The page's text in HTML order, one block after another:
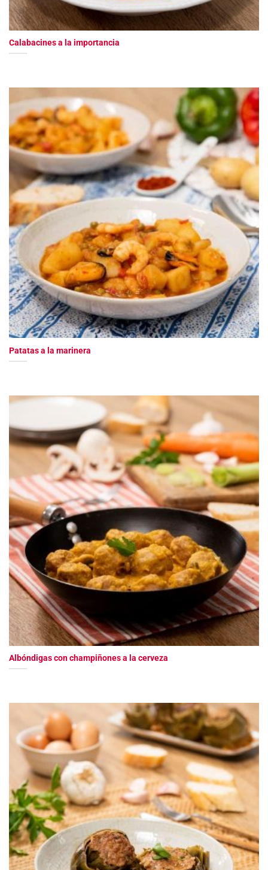
Calabacines a la importancia
Patatas a la marinera
Albóndigas con champiñones a la cerveza